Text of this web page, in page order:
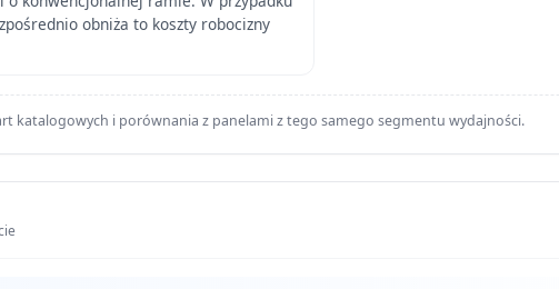
obniża to koszty robocizny
katalogowych i porównania z panelami z tego samego segmentu wydajności.